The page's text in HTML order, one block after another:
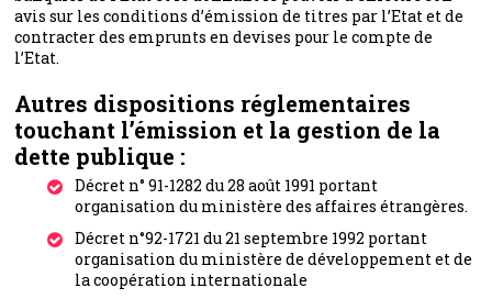
avis sur les conditions d’émission de titres par l’Etat et de
contracter des emprunts en devises pour le compte de
l’Etat.
Autres dispositions réglementaires
touchant l’émission et la gestion de la
dette publique :
Décret n° 91-1282 du 28 août 1991 portant
organisation du ministère des affaires étrangères.
Décret n°92-1721 du 21 septembre 1992 portant
organisation du ministère de développement et de
la coopération internationale